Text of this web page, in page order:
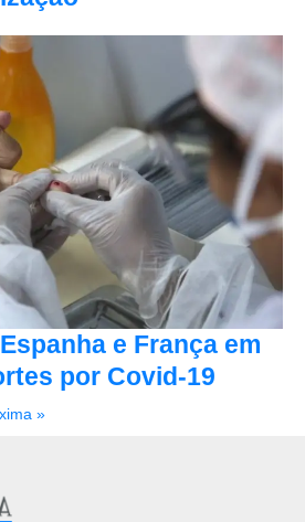
e França em
por Covid-19
»